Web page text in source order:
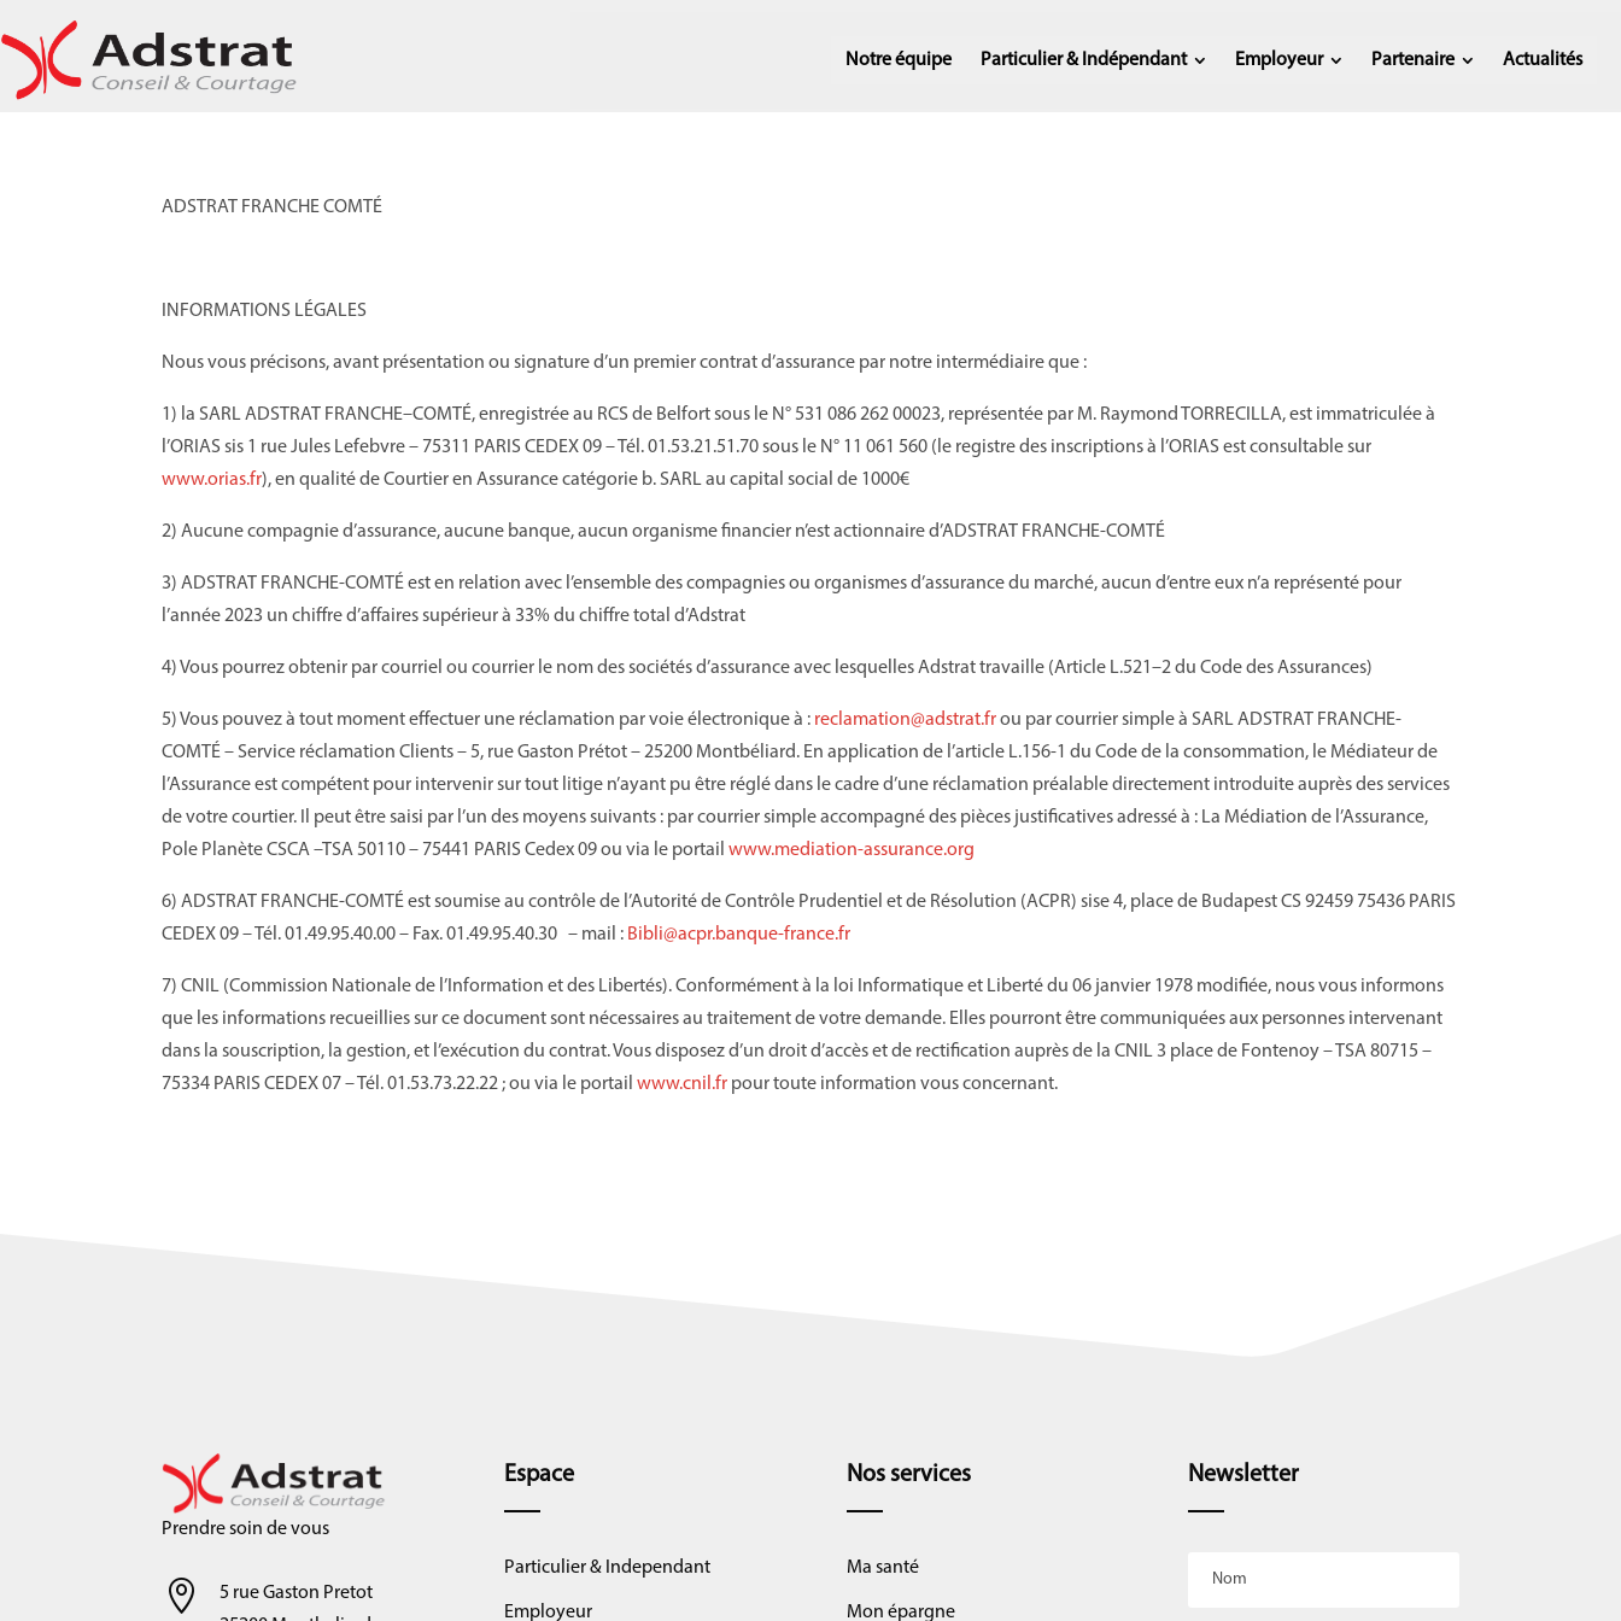
Notre équipe Particulier & Indépendant Employeur Partenaire Actualités
ADSTRAT FRANCHE COMTÉ
INFORMATIONS LÉGALES
Nous vous précisons, avant présentation ou signature d’un premier contrat d’assurance par notre intermédiaire que :
1) la SARLADSTRAT FRANCHE–COMTÉ, enregistrée au RCS de Belfortsous le N° 531 086 262 00023, représentée par M. Raymond TORRECILLA, est immatriculée à
l’ORIAS sis 1 rue Jules Lefebvre – 75311 PARIS CEDEX 09 – Tél. 01.53.21.51.70 sous le N° 11 061 560 ( le registre des inscriptions à l’ORIAS estconsultable sur
www.orias.fr), en qualité de Courtier en Assurance catégorie b. SARLau capital social de 1000€
2) Aucune compagnie d’assurance, aucune banque, aucun organisme financier n’est actionnaire d’ADSTRAT FRANCHE-COMTÉ
3)ADSTRAT FRANCHE-COMTÉ est en relation avec l’ensemble des compagnies ou organismes d’assurance du marché, aucun d’entre eux n’a représenté pour
l’année 2023 un chiffre d’affaires supérieur à 33% du chiffre total d’Adstrat
4)Vous pourrez obtenir par courriel ou courrier le nom des sociétés d’assurance avec lesquelles Adstrat travaille (Article L.521–2 du Code des Assurances)
5) Vous pouvez à tout moment effectuer une réclamation par voie électronique à : reclamation@adstrat.frou par courrier simple à SARL ADSTRAT FRANCHE-
COMTÉ– Service réclamation Clients – 5, rue Gaston Prétot – 25200 Montbéliard. En application de l’article L.156-1 du Code de la consommation, le Médiateur de
l’Assurance est compétent pour intervenir sur tout litige n’ayant pu être réglé dans le cadre d’une réclamation préalable directement introduite auprès des services
de votre courtier. Il peut être saisi par l’un des moyens suivants : par courrier simple accompagné des pièces justificatives adressé à : La Médiation de l’Assurance,
Pole Planète CSCA–TSA 50110– 75441 PARIS Cedex 09 ouvia le portailwww.mediation-assurance.org
6)ADSTRAT FRANCHE-COMTÉ est soumise au contrôle de l’Autorité de Contrôle Prudentiel et de Résolution (ACPR) sise 4, place de Budapest CS 92459 75436 PARIS
CEDEX 09 – Tél. 01.49.95.40.00 – Fax. 01.49.95.40.30 – mail : Bibli@acpr.banque-france.fr
7) CNIL (Commission Nationale de l’Information et des Libertés). Conformément à la loi Informatique et Liberté du 06 janvier 1978 modifiée, nous vous informons
que les informations recueillies sur ce document sont nécessaires au traitement de votre demande. Elles pourront être communiquées aux personnes intervenant
dans la souscription, la gestion, et l’exécution du contrat. Vous disposez d’un droit d’accès et de rectification auprès de la CNIL 3 place de Fontenoy – TSA 80715 –
75334 PARIS CEDEX 07 – Tél. 01.53.73.22.22 ; ou via le portailwww.cnil.fr pour toute information vous concernant.
Prendre soin de vous

5 rue Gaston Pretot
Espace
Particulier & Independant
Employeur
Nos services
Ma santé
Mon épargne
Newsletter